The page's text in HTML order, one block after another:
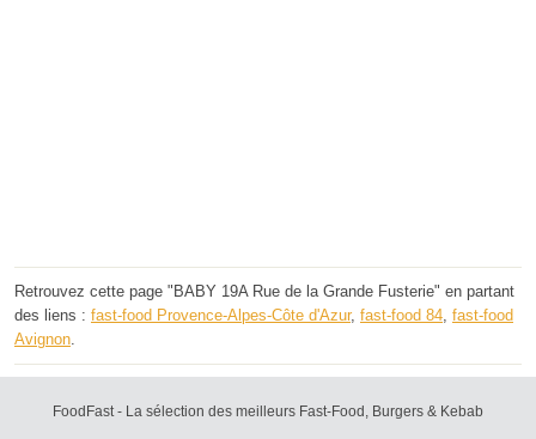
Retrouvez cette page "BABY 19A Rue de la Grande Fusterie" en partant
des liens : fast-food Provence-Alpes-Côte d'Azur, fast-food 84, fast-food
Avignon.
FoodFast - La sélection des meilleurs Fast-Food, Burgers & Kebab